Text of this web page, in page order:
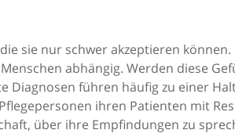
sie nur schwer akzeptieren
abhängig. Werden diese
Diagnosen führen häufig zu einer
ihren Patienten mit
über ihre Empfindungen zu